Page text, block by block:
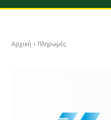
Αρχική Πληρωμές